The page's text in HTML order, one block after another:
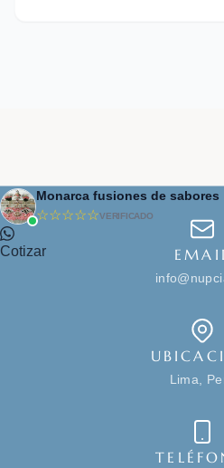
Monarca fusiones de sabores
☆☆☆☆☆VERIFICADO
Cotizar
Lima,